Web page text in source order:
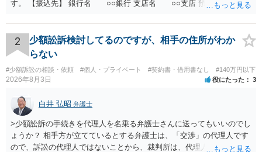
す。 【振込先】 銀行名 ○○銀行 支店名 ○○支店 預金種別 普通
されない場合には、貴殿には任意に返金する意思がないものと判断
し、やむを得ず、返還金23万円及びこれに対する遅延損害金の支払い
を求める民事訴訟、支払督促その他必要な法的手続を直ちに講じま
す。 その際には、訴訟に要する費用その他法令上認められる金員につ
いても併せて請求する予定ですので、あらかじめ申し添えます。 本件
は、貴殿自らが契約を解約したことによって生じた返還義務の履行を
求めるものにすぎません。貴殿の仕入先との取引関係や返金時期など
の内部事情は、私に対する返還義務の発生や履行時期には何ら影響を
及ぼすものではありません。 これ以上、本件の解決を不必要に遅延さ
せることなく、誠意をもって速やかに返金手続を履行されるよう、強
く求めます。 以上
2
少額訟訴検討してるのですが、相手の住所がわか
らない
#少額訴訟の相談・依頼 #個人・プライベート #契約書・借用書なし #140万円以下
2026年8月3日 役にたった 3
白井 弘昭 弁護士
>少額訟訴の手続きを代理人を名乗る弁護士さんに送ってもいいのでし
ょうか？ 相手方が立てているとする弁護士は、「交渉」の代理人です
ので、訴訟の代理人ではないことから、裁判所は、代理人宛ての訴状